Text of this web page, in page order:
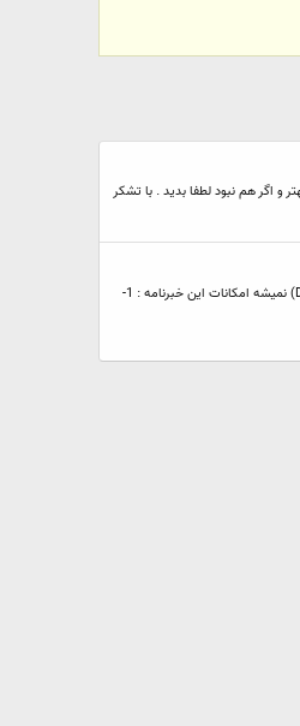
من براتون اسكريپت خبرنامه كه فكر كنم بيشتر از همه چيز براي يك سايت مفيد و لازم باشه اين اسكريپت مانند سيستم خبرنامه سايت وبگذر هست با اين تفاوت كه اين سرويس متعلق به خودتون هست و ميدونيد (Down) نميشه امكانات اين خبرنامه : 1-